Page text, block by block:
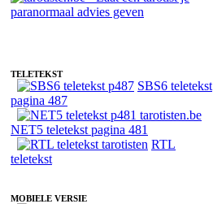
TELETEKST
SBS6 teletekst
pagina 487
NET5 teletekst pagina 481
RTL
teletekst
MOBIELE VERSIE